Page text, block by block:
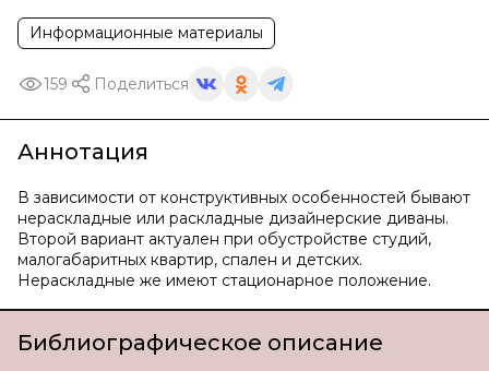
Информационные материалы
159 Поделиться
Аннотация
В зависимости от конструктивных особенностей бывают
нераскладные или раскладные дизайнерские диваны.
Второй вариант актуален при обустройстве студий,
малогабаритных квартир, спален и детских.
Нераскладные же имеют стационарное положение.
Библиографическое описание